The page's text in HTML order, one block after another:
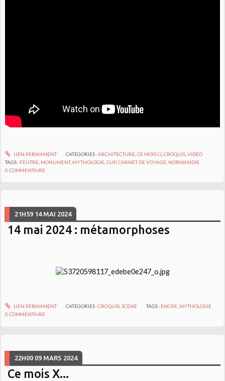
LIEN PERMANENT CATÉGORIES :ARCHITECTURE, CE MOIS CI CROQUIS, VIDÉO
TAGS : FEUTRE MONUMENT, MYTHOLOGIE ,CLIP,CARNET DE VOYAGE NORMANDIE
0 COMMENTAIRE
21H59 14 MAI 2024
14 mai 2024 : métamorphoses
LIEN PERMANENT CATÉGORIES :CROQUIS, SCENE TAGS : ENCRE MYTHOLOGIE
0 COMMENTAIRE
22H00 09 MARS 2024
Ce mois X...